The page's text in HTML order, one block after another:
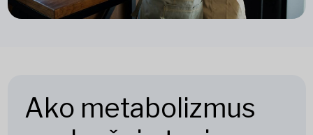
Ako metabolizmus